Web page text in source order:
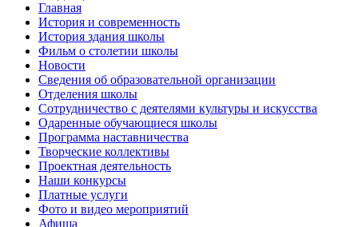
Главная
История и современность
История здания школы
Фильм о столетии школы
Новости
Сведения об образовательной организации
Отделения школы
Сотрудничество с деятелями культуры и искусства
Одаренные обучающиеся школы
Программа наставничества
Творческие коллективы
Проектная деятельность
Наши конкурсы
Платные услуги
Фото и видео мероприятий
Афиша